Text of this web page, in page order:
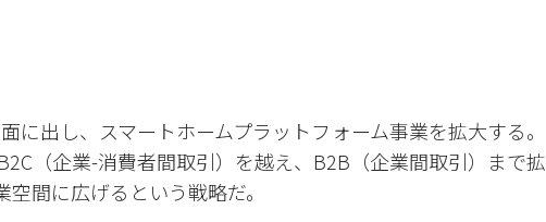
に出し、スマートホームプラットフォーム事業を拡大する。
（企業-消費者間取引）を越え、B2B（企業間取引）まで拡
間に広げるという戦略だ。